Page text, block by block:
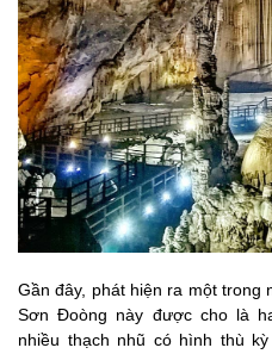
Gần đây, phát hiện ra một trong
Sơn Đoòng này được cho là
nhiều thạch nhũ có hình thù